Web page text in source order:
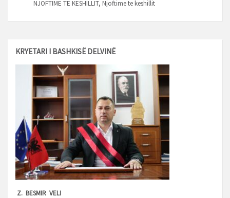
NJOFTIME TE KESHILLIT, Njoftime te keshillit
KRYETARI I BASHKISË DELVINË
Z. BESMIR VELI